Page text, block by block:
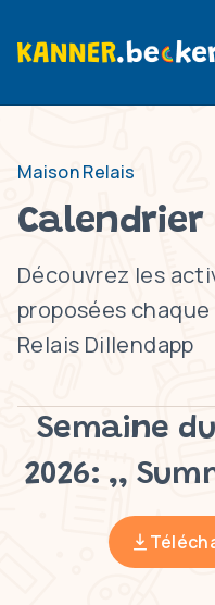
Maison Relais
Découvrez les
proposées
Relais Dillendapp
Semaine
2026: ,,